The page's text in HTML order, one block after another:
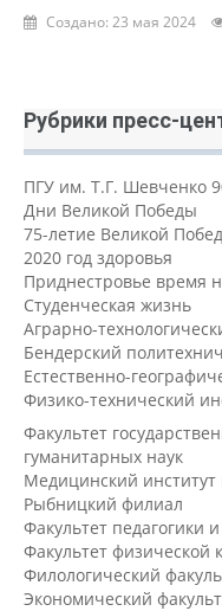
Создано: 23 мая 2024
Рубрики пресс-
ПГУ им. Т.Г. Шевченко
Дни Великой Победы
75-летие Великой
2020 год здоровья
Приднестровье время
Студенческая жизнь
Аграрно-
Бендерский
Естественно-
Физико-технический
Факультет
гуманитарных наук
Медицинский
Рыбницкий филиал
Факультет педагогики
Факультет физической
Филологический
Экономический